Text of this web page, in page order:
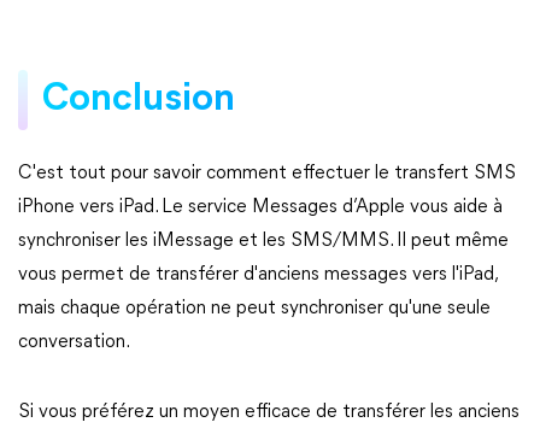
Conclusion
C'est tout pour savoir comment effectuer le transfert SMS
iPhone vers iPad. Le service Messages d’Apple vous aide à
synchroniser les iMessage et les SMS/MMS. Il peut même
vous permet de transférer d'anciens messages vers l'iPad,
mais chaque opération ne peut synchroniser qu'une seule
conversation.
Si vous préférez un moyen efficace de transférer les anciens